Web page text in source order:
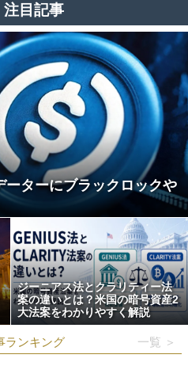
注目記事
ターにブラックロックや
ジーニアス法とクラリティー法
案の違いとは？米国の暗号資産2
大法案をわかりやすく解説
ランキング 一覧 ＞